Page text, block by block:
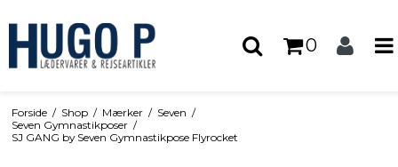
0
Forside / Shop / Mærker / Seven /
Seven Gymnastikposer /
SJ GANG by Seven Gymnastikpose Flyrocket